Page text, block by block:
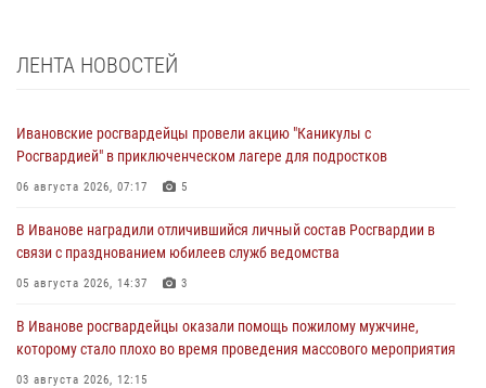
ЛЕНТА НОВОСТЕЙ
Ивановские росгвардейцы провели акцию "Каникулы с
Росгвардией" в приключенческом лагере для подростков
06 августа 2026, 07:17 5
В Иванове наградили отличившийся личный состав Росгвардии в
связи с празднованием юбилеев служб ведомства
05 августа 2026, 14:37 3
В Иванове росгвардейцы оказали помощь пожилому мужчине,
которому стало плохо во время проведения массового мероприятия
03 августа 2026, 12:15